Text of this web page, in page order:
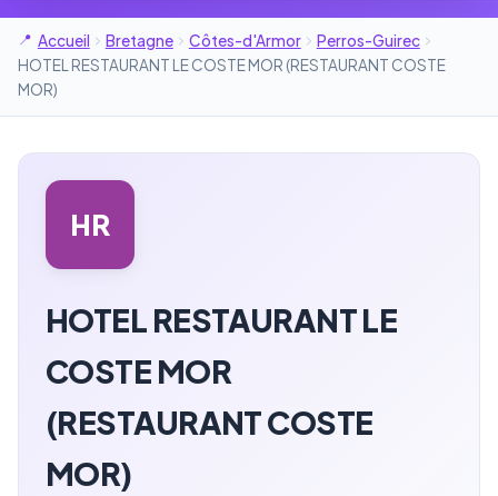
Accueil Bretagne Côtes-d'Armor
Perros-Guirec
HOTEL RESTAURANT LE COSTE MOR (RESTAURANT COSTE
MOR)
HR
HOTEL RESTAURANT LE
COSTE MOR
(RESTAURANT COSTE
MOR)